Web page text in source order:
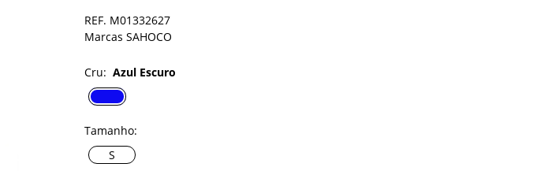
REF. M01332627
Marcas SAHOCO
Cru: Azul Escuro
Tamanho:
S